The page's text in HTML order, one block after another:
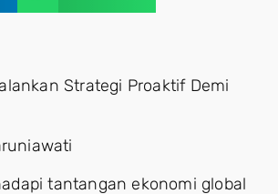
Strategi Proaktif Demi
tantangan ekonomi global